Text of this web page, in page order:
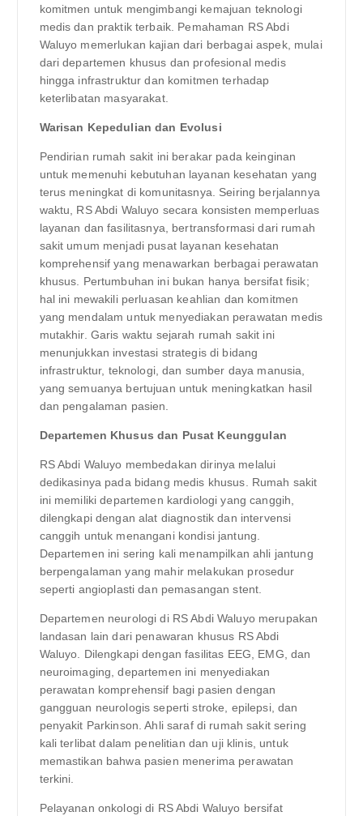
komitmen untuk mengimbangi kemajuan teknologi
medis dan praktik terbaik. Pemahaman RS Abdi
Waluyo memerlukan kajian dari berbagai aspek, mulai
dari departemen khusus dan profesional medis
hingga infrastruktur dan komitmen terhadap
keterlibatan masyarakat.
Warisan Kepedulian dan Evolusi
Pendirian rumah sakit ini berakar pada keinginan
untuk memenuhi kebutuhan layanan kesehatan yang
terus meningkat di komunitasnya. Seiring berjalannya
waktu, RS Abdi Waluyo secara konsisten memperluas
layanan dan fasilitasnya, bertransformasi dari rumah
sakit umum menjadi pusat layanan kesehatan
komprehensif yang menawarkan berbagai perawatan
khusus. Pertumbuhan ini bukan hanya bersifat fisik;
hal ini mewakili perluasan keahlian dan komitmen
yang mendalam untuk menyediakan perawatan medis
mutakhir. Garis waktu sejarah rumah sakit ini
menunjukkan investasi strategis di bidang
infrastruktur, teknologi, dan sumber daya manusia,
yang semuanya bertujuan untuk meningkatkan hasil
dan pengalaman pasien.
Departemen Khusus dan Pusat Keunggulan
RS Abdi Waluyo membedakan dirinya melalui
dedikasinya pada bidang medis khusus. Rumah sakit
ini memiliki departemen kardiologi yang canggih,
dilengkapi dengan alat diagnostik dan intervensi
canggih untuk menangani kondisi jantung.
Departemen ini sering kali menampilkan ahli jantung
berpengalaman yang mahir melakukan prosedur
seperti angioplasti dan pemasangan stent.
Departemen neurologi di RS Abdi Waluyo merupakan
landasan lain dari penawaran khusus RS Abdi
Waluyo. Dilengkapi dengan fasilitas EEG, EMG, dan
neuroimaging, departemen ini menyediakan
perawatan komprehensif bagi pasien dengan
gangguan neurologis seperti stroke, epilepsi, dan
penyakit Parkinson. Ahli saraf di rumah sakit sering
kali terlibat dalam penelitian dan uji klinis, untuk
memastikan bahwa pasien menerima perawatan
terkini.
Pelayanan onkologi di RS Abdi Waluyo bersifat